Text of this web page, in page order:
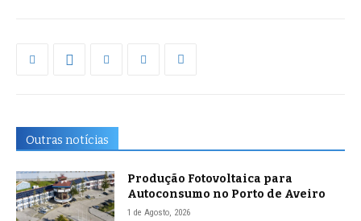
Outras notícias
Produção Fotovoltaica para
Autoconsumo no Porto de Aveiro
1 de Agosto, 2026